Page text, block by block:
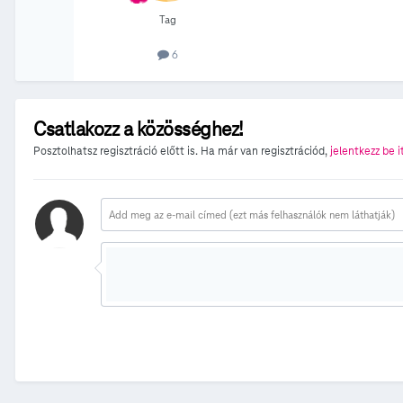
Tag
6
Csatlakozz a közösséghez!
Posztolhatsz regisztráció előtt is. Ha már van regisztrációd,jelentkezz be